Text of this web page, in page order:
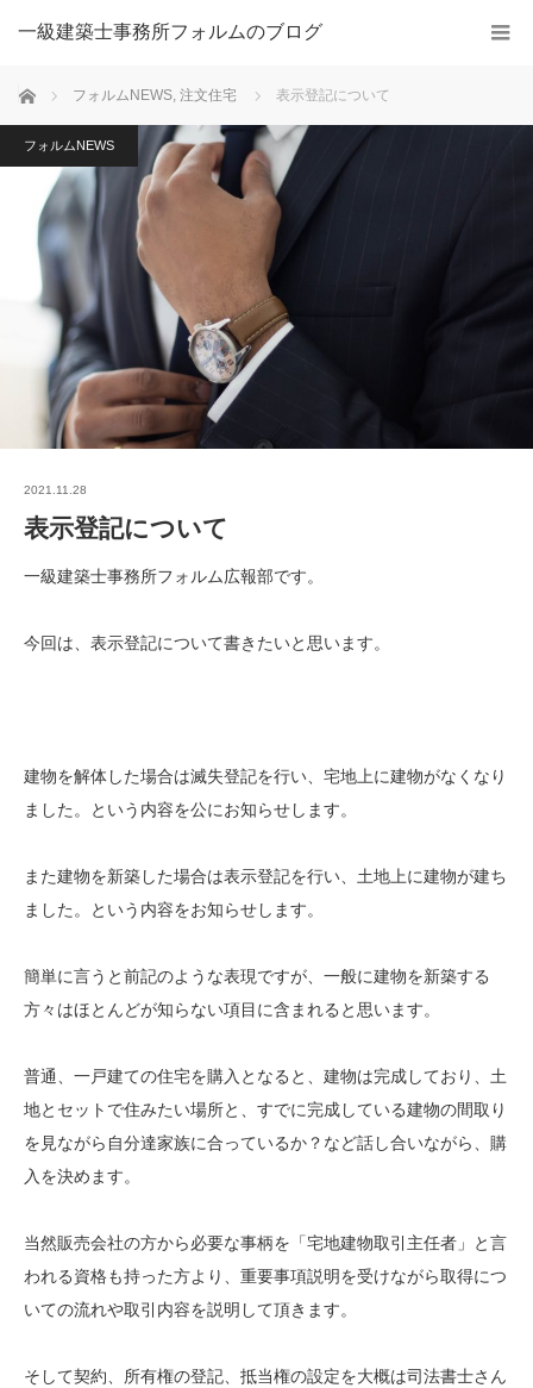
一級建築士事務所フォルムのブログ
ホーム フォルムNEWS, 注文住宅 表示登記について
フォルムNEWS
2021.11.28
表示登記について
一級建築士事務所フォルム広報部です。
今回は、表示登記について書きたいと思います。
建物を解体した場合は滅失登記を行い、宅地上に建物がなくなり
ました。という内容を公にお知らせします。
また建物を新築した場合は表示登記を行い、土地上に建物が建ち
ました。という内容をお知らせします。
簡単に言うと前記のような表現ですが、一般に建物を新築する
方々はほとんどが知らない項目に含まれると思います。
普通、一戸建ての住宅を購入となると、建物は完成しており、土
地とセットで住みたい場所と、すでに完成している建物の間取り
を見ながら自分達家族に合っているか？など話し合いながら、購
入を決めます。
当然販売会社の方から必要な事柄を「宅地建物取引主任者」と言
われる資格も持った方より、重要事項説明を受けながら取得につ
いての流れや取引内容を説明して頂きます。
そして契約、所有権の登記、抵当権の設定を大概は司法書士さん